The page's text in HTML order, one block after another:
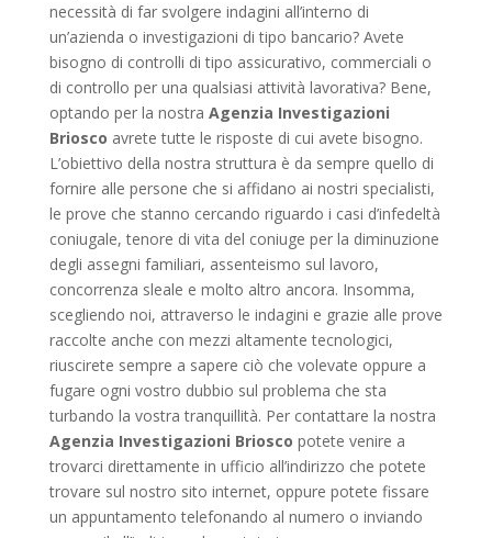
necessità di far svolgere indagini all’interno di
un’azienda o investigazioni di tipo bancario? Avete
bisogno di controlli di tipo assicurativo, commerciali o
di controllo per una qualsiasi attività lavorativa? Bene,
optando per la nostra Agenzia Investigazioni
Briosco avrete tutte le risposte di cui avete bisogno.
L’obiettivo della nostra struttura è da sempre quello di
fornire alle persone che si affidano ai nostri specialisti,
le prove che stanno cercando riguardo i casi d’infedeltà
coniugale, tenore di vita del coniuge per la diminuzione
degli assegni familiari, assenteismo sul lavoro,
concorrenza sleale e molto altro ancora. Insomma,
scegliendo noi, attraverso le indagini e grazie alle prove
raccolte anche con mezzi altamente tecnologici,
riuscirete sempre a sapere ciò che volevate oppure a
fugare ogni vostro dubbio sul problema che sta
turbando la vostra tranquillità. Per contattare la nostra
Agenzia Investigazioni Briosco potete venire a
trovarci direttamente in ufficio all’indirizzo che potete
trovare sul nostro sito internet, oppure potete fissare
un appuntamento telefonando al numero o inviando